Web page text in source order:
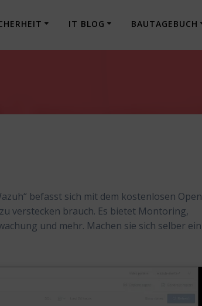
IT BLOG BAUTAGEBUCH
befasst sich mit dem kostenlosen Open
verstecken brauch. Es bietet Montoring,
und mehr. Machen sie sich selber ein